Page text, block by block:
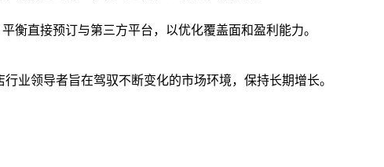
平衡直接预订与第三方平台，以优化覆盖面和盈利能力。
业领导者旨在驾驭不断变化的市场环境，保持长期增长。